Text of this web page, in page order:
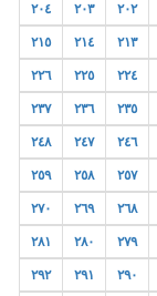
٢٠٢ ٢٠٣ ٢٠٤
٢١٣ ٢١٤ ٢١٥
٢٢٤ ٢٢٥ ٢٢٦
٢٣٥ ٢٣٦ ٢٣٧
٢٤٦ ٢٤٧ ٢٤٨
٢٥٧ ٢٥٨ ٢٥٩
٢٦٨ ٢٦٩ ٢٧٠
٢٧٩ ٢٨٠ ٢٨١
٢٩٠ ٢٩١ ٢٩٢